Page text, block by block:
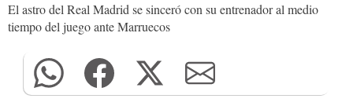
El astro del Real Madrid se sinceró con su entrenador al medio
tiempo del juego ante Marruecos